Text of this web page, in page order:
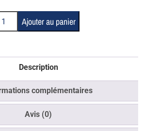
Ajouter au panier
Description
complémentaires
Avis (0)